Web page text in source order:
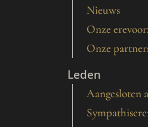
Nieuws
Onze
Onze
Leden
Aangesloten